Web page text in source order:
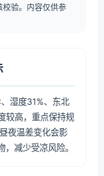
校验。内容仅供参
湿度31%、东北
较高，重点保持规
夜温差变化会影
减少受凉风险。